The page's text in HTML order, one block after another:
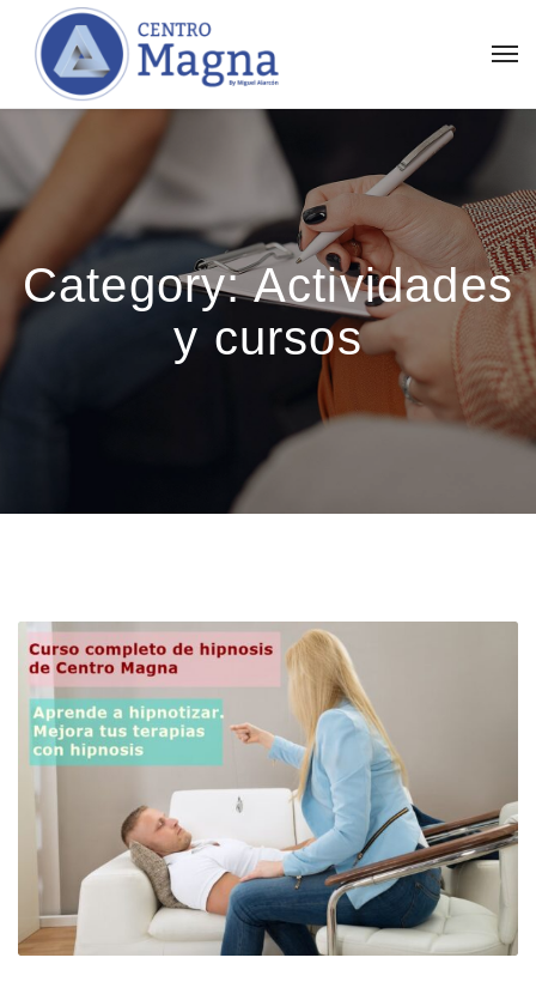
Category:Actividades
y cursos